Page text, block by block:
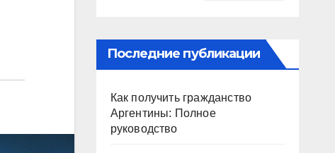
Последние публикации
Как получить гражданство
Аргентины: Полное
руководство